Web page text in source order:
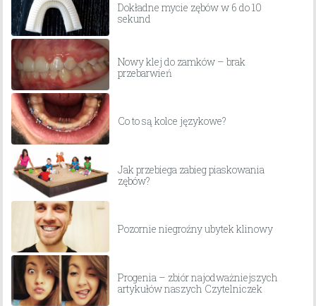
Dokładne mycie zębów w 6 do 10
sekund
Nowy klej do zamków – brak
przebarwień
Co to są kolce językowe?
Jak przebiega zabieg piaskowania
zębów?
Pozornie niegroźny ubytek klinowy
Progenia – zbiór najodważniejszych
artykułów naszych Czytelniczek